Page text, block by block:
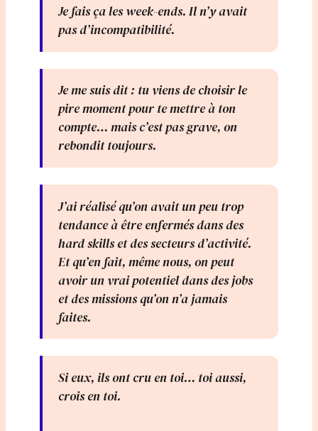
Je fais ça les week-ends. Il n’y avait
pas d’incompatibilité.
Je me suis dit : tu viens de choisir le
pire moment pour te mettre à ton
compte… mais c’est pas grave, on
rebondit toujours.
J’ai réalisé qu’on avait un peu trop
tendance à être enfermés dans des
hard skills et des secteurs d’activité.
Et qu’en fait, même nous, on peut
avoir un vrai potentiel dans des jobs
et des missions qu’on n’a jamais
faites.
Si eux, ils ont cru en toi… toi aussi,
crois en toi.